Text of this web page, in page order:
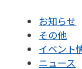
お知らせ
その他
イベント
ニュース